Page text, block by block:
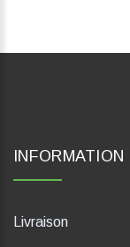
INFORMATION
Livraison